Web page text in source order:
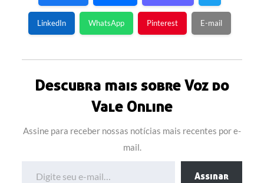
LinkedIn WhatsApp Pinterest E-mail
Descubra mais sobre Voz do
Vale Online
Assine para receber nossas notícias mais recentes por e-
mail.
Assinar